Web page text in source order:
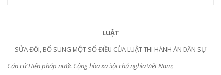
LUẬT
SỬA ĐỔI, BỔ SUNG MỘT SỐ ĐIỀU CỦA LUẬT THI HÀNH ÁN DÂN SỰ
Căn cứ Hiến pháp nước Cộng hòa xã hội chủ nghĩa Việt Nam;